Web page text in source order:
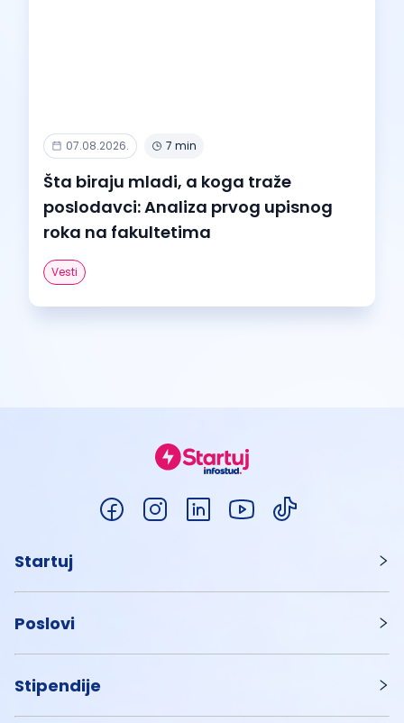
07.08.2026. 7 min
Šta biraju mladi, a koga traže
poslodavci: Analiza prvog upisnog
roka na fakultetima
Vesti
Startuj
Poslovi
Stipendije